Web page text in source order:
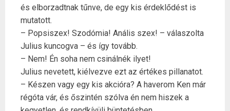
és elborzadtnak tűnve, de egy kis érdeklődést is
mutatott.
– Popsiszex! Szodómia! Anális szex! – válaszolta
Julius kuncogva – és így tovább.
– Nem! Én soha nem csinálnék ilyet!
Julius nevetett, kiélvezve ezt az értékes pillanatot.
– Készen vagy egy kis akcióra? A haverom Ken már
régóta vár, és őszintén szólva én nem hiszek a